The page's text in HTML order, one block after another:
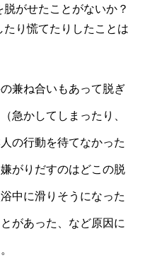
がせたことがないか？
たり慌てたりしたことは
兼ね合いもあって脱ぎ
急かしてしまったり、
の行動を待てなかった
がりだすのはどこの脱
中に滑りそうになった
があった、など原因に